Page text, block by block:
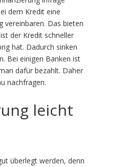
dem Kredit eine
vereinbaren. Das bieten
der Kredit schneller
hat. Dadurch sinken
Bei einigen Banken ist
dafür bezahlt. Daher
nachfragen.
leicht
überlegt werden, denn